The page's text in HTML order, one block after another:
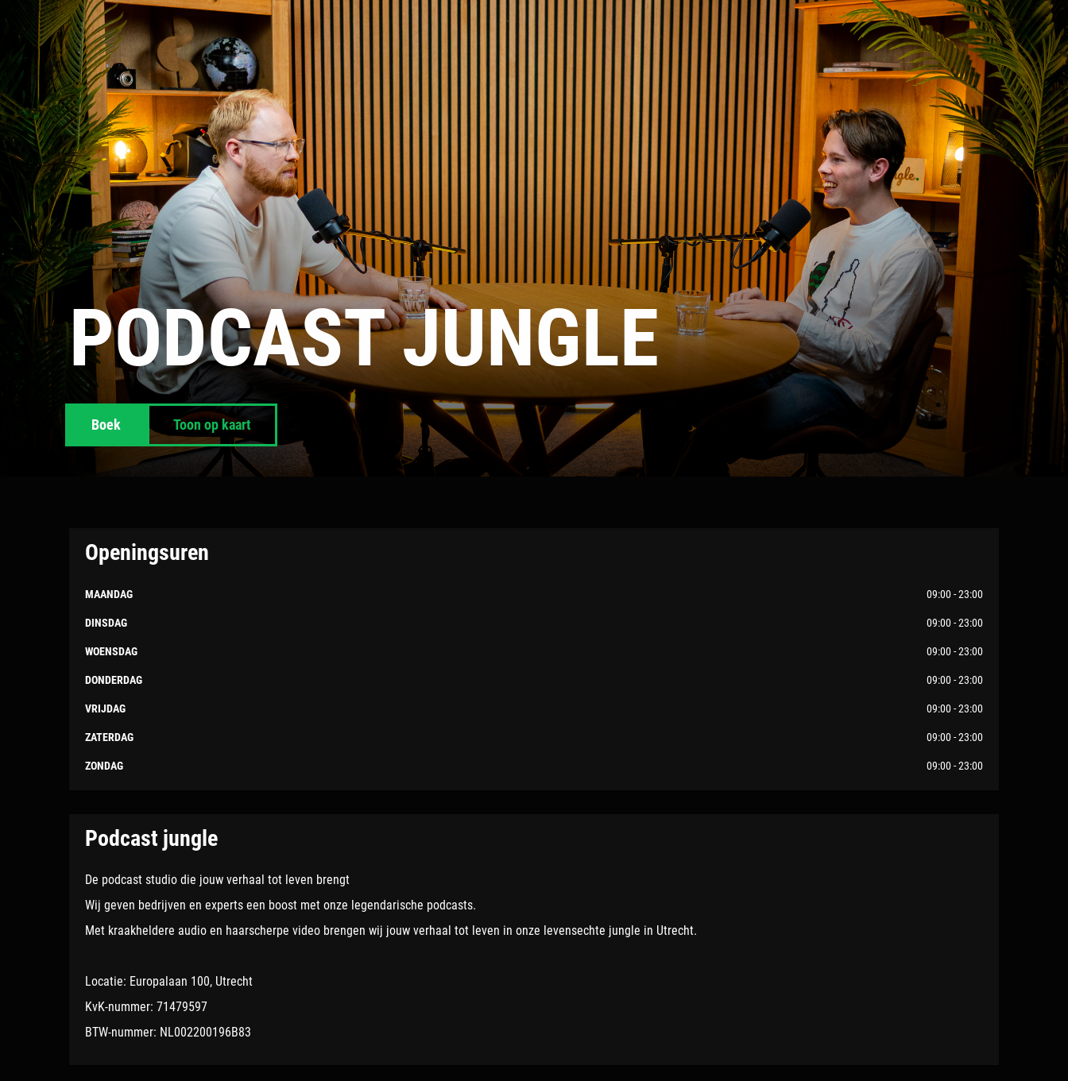
PODCAST JUNGLE
Toon op kaart
Boek
Openingsuren
MAANDAG 09:00 - 23:00
DINSDAG 09:00 - 23:00
WOENSDAG 09:00 - 23:00
DONDERDAG 09:00 - 23:00
VRIJDAG 09:00 - 23:00
ZATERDAG 09:00 - 23:00
ZONDAG 09:00 - 23:00
podcast jungle
De podcast studio die jouw verhaal tot leven brengt
Wij geven bedrijven en experts een boost met onze legendarische podcasts.
Met kraakheldere audio en haarscherpe video brengen wij jouw verhaal tot leven in onze levensechte jungle in Utrecht.
Locatie: Europalaan 100, Utrecht
KvK-nummer: 71479597
BTW-nummer: NL002200196B83